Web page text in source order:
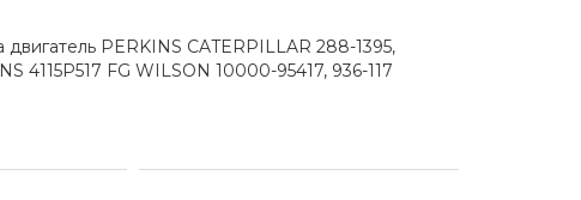
PERKINS CATERPILLAR 288-1395,
4115P517 FG WILSON 10000-95417, 936-117